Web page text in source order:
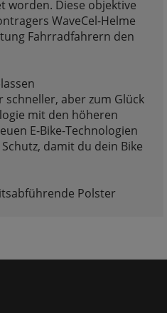
worden. Diese objektive
WaveCel-Helme
Fahrradfahrern den
aber zum Glück
mit den höheren
E-Bike-Technologien
damit du dein Bike
Polster